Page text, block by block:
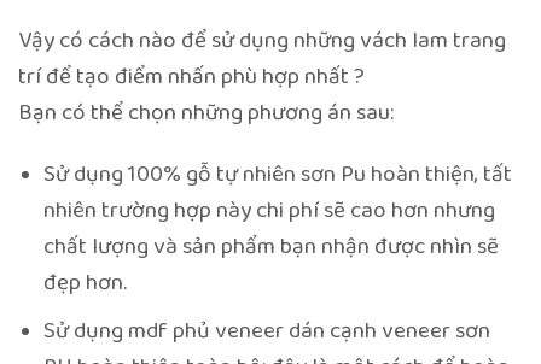
Vậy có cách nào để sử dụng những vách lam trang
trí để tạo điểm nhấn phù hợp nhất ?
Bạn có thể chọn những phương án sau:
Sử dụng 100% gỗ tự nhiên sơn Pu hoàn thiện, tất
nhiên trường hợp này chi phí sẽ cao hơn nhưng
chất lượng và sản phẩm bạn nhận được nhìn sẽ
đẹp hơn.
Sử dụng mdf phủ veneer dán cạnh veneer sơn